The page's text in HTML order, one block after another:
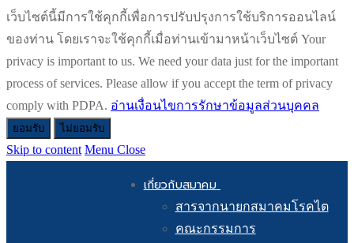
เว็บไซต์นี้มีการใช้คุกกี้เพื่อการปรับปรุงการใช้บริการออนไลน์
ของท่าน โดยเราจะใช้คุกกี้เมื่อท่านเข้ามาหน้าเว็บไซต์ Your
privacy is important to us. We need your data just for the important
process of services. Please allow if you accept the term of privacy
comply with PDPA. อ่านเงื่อนไขการรักษาข้อมูลส่วนบุคคล
ยอมรับ ไม่ยอมรับ
Skip to content Menu Close
เกี่ยวกับสมาคม
สารจากนายกสมาคมโรคไต
คณะกรรมการ